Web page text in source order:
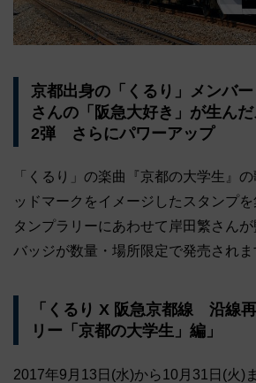
京都出身の「くるり」メンバ
さんの「阪急大好き」が生ん
2弾 さらにパワーアップ
「くるり」の楽曲『京都の大学生』
ッドマークをイメージしたスタンプ
タンプラリーにあわせて岸田繁さん
バッジが数量・場所限定で発売されま
「くるり X 阪急京都線 沿線
リー「京都の大学生」編」
2017年9月13日(水)から10月31日(火)